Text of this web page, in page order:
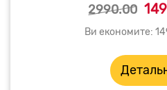
2990.00
Ви економите: